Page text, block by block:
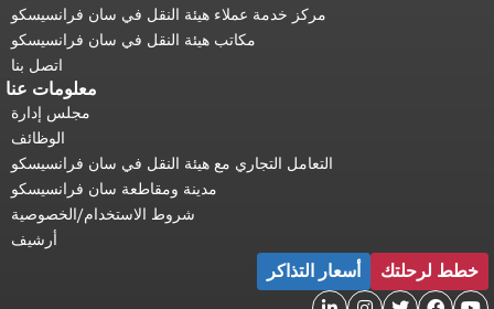
مركز خدمة عملاء هيئة النقل في سان فرانسيسكو
مكاتب هيئة النقل في سان فرانسيسكو
اتصل بنا
معلومات عنا
مجلس إدارة
الوظائف
التعامل التجاري مع هيئة النقل في سان فرانسيسكو
مدينة ومقاطعة سان فرانسيسكو
شروط الاستخدام/الخصوصية
أرشيف
خطط لرحلتك أسعار التذاكر